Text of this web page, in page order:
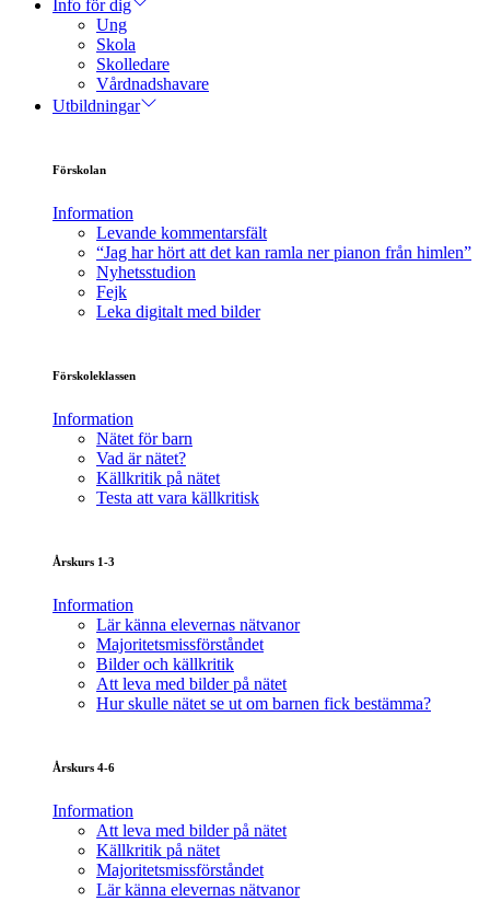
Info för dig
Ung
Skola
Skolledare
Vårdnadshavare
Utbildningar
Förskolan
Information
Levande kommentarsfält
“Jag har hört att det kan ramla ner pianon från himlen”
Nyhetsstudion
Fejk
Leka digitalt med bilder
Förskoleklassen
Information
Nätet för barn
Vad är nätet?
Källkritik på nätet
Testa att vara källkritisk
Årskurs 1-3
Information
Lär känna elevernas nätvanor
Majoritetsmissförståndet
Bilder och källkritik
Att leva med bilder på nätet
Hur skulle nätet se ut om barnen fick bestämma?
Årskurs 4-6
Information
Att leva med bilder på nätet
Källkritik på nätet
Majoritetsmissförståndet
Lär känna elevernas nätvanor